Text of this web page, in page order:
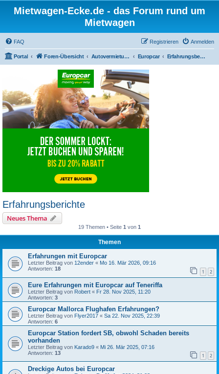
Mietwagen-Ecke.de - das Forum rund um
Mietwagen
FAQ Anmelden
Registrieren
Portal Foren-Übersicht Autovermietungen Europcar Erfahrungsberichte
Erfahrungsberichte
Neues Thema
19 Themen • Seite 1 von 1
Themen
Erfahrungen mit Europcar
Letzter Beitrag von 12ender « Mo 16. Mär 2026, 09:16
Antworten: 18 1 2
Eure Erfahrungen mit Europcar auf Teneriffa
Letzter Beitrag von Robert « Fr 28. Nov 2025, 11:20
Antworten: 3
Europcar Mallorca Flughafen Erfahrungen?
Letzter Beitrag von Flyer2017 « Sa 22. Nov 2025, 22:39
Antworten: 6
Europcar Station fordert SB, obwohl Schaden bereits
vorhanden
Letzter Beitrag von Karado9 « Mi 26. Mär 2025, 07:16
Antworten: 13 1 2
Dreckige Autos bei Europcar